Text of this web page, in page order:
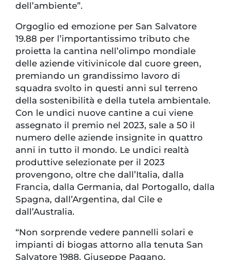
dell’ambiente”.
Orgoglio ed emozione per San Salvatore
19.88 per l’importantissimo tributo che
proietta la cantina nell’olimpo mondiale
delle aziende vitivinicole dal cuore green,
premiando un grandissimo lavoro di
squadra svolto in questi anni sul terreno
della sostenibilità e della tutela ambientale.
Con le undici nuove cantine a cui viene
assegnato il premio nel 2023, sale a 50 il
numero delle aziende insignite in quattro
anni in tutto il mondo. Le undici realtà
produttive selezionate per il 2023
provengono, oltre che dall’Italia, dalla
Francia, dalla Germania, dal Portogallo, dalla
Spagna, dall’Argentina, dal Cile e
dall’Australia.
“Non sorprende vedere pannelli solari e
impianti di biogas attorno alla tenuta San
Salvatore 1988. Giuseppe Pagano,